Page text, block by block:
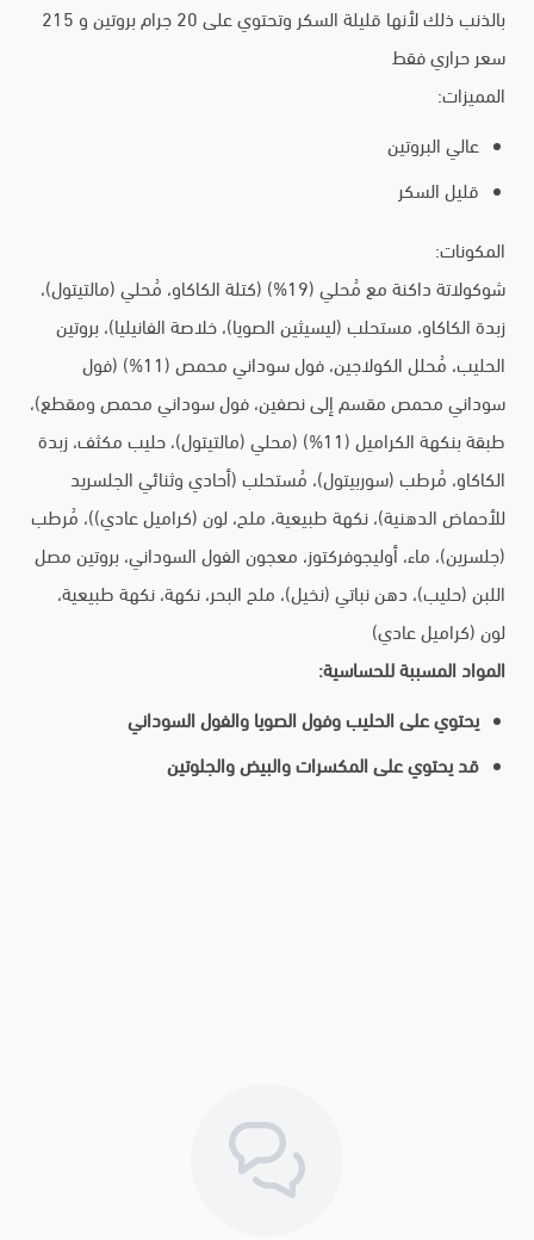
بالذنب ذلك لأنها قليلة السكر وتحتوي على 20 جرام بروتين و 215
سعر حراري فقط
المميزات:
عالي البروتين
قليل السكر
المكونات:
شوكولاتة داكنة مع مُحلي (19%) (كتلة الكاكاو، مُحلي (مالتيتول)،
زبدة الكاكاو، مستحلب (ليسيثين الصويا)، خلاصة الفانيليا)، بروتين
الحليب، مُحلل الكولاجين، فول سوداني محمص (11%) (فول
سوداني محمص مقسم إلى نصفين، فول سوداني محمص ومقطع)،
طبقة بنكهة الكراميل (11%) (محلي (مالتيتول)، حليب مكثف، زبدة
الكاكاو، مُرطب (سوربيتول)، مُستحلب (أحادي وثنائي الجلسريد
للأحماض الدهنية)، نكهة طبيعية، ملح، لون (كراميل عادي))، مُرطب
(جلسرين)، ماء، أوليجوفركتوز، معجون الفول السوداني، بروتين مصل
اللبن (حليب)، دهن نباتي (نخيل)، ملح البحر، نكهة، نكهة طبيعية،
لون (كراميل عادي)
المواد المسببة للحساسية:
يحتوي على الحليب وفول الصويا والفول السوداني
قد يحتوي على المكسرات والبيض والجلوتين